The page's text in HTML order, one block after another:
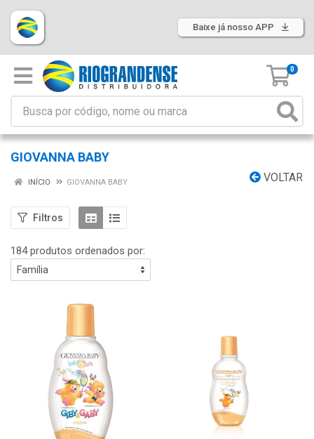
Baixe já nosso APP
0
GIOVANNA BABY
VOLTAR
INÍCIO GIOVANNA BABY
Filtros
184 produtos ordenados por: